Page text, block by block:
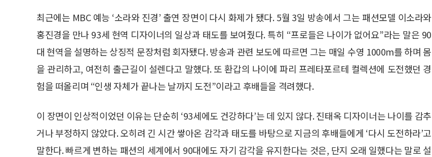
최근에는 MBC 예능 ‘소라와 진경’ 출연 장면이 다시 화제가 됐다. 5월 3일 방송에서 그는 패션모델 이소라와
홍진경을 만나 93세 현역 디자이너의 일상과 태도를 보여줬다. 특히 “프로들은 나이가 없어요”라는 말은 90
대 현역을 설명하는 상징적 문장처럼 회자됐다. 방송과 관련 보도에 따르면 그는 매일 수영 1000m를 하며 몸
을 관리하고, 여전히 출근길이 설렌다고 말했다. 또 환갑의 나이에 파리 프레타포르테 컬렉션에 도전했던 경
험을 떠올리며 “인생 자체가 끝나는 날까지 도전”이라고 후배들을 격려했다.
이 장면이 인상적이었던 이유는 단순히 ‘93세에도 건강하다’는 데 있지 않다. 진태옥 디자이너는 나이를 감추
거나 부정하지 않았다. 오히려 긴 시간 쌓아온 감각과 태도를 바탕으로 지금의 후배들에게 ‘다시 도전하라’고
말한다. 빠르게 변하는 패션의 세계에서 90대에도 자기 감각을 유지한다는 것은, 단지 오래 일했다는 말로 설